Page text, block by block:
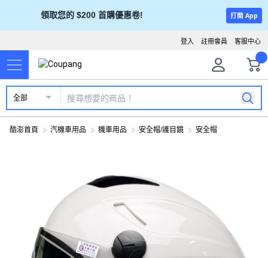
領取您的 $200 首購優惠卷! 打開 App
客服中心
註冊會員
登入
全部
酷澎首頁 汽機車用品 機車用品 安全帽/護目鏡 安全帽